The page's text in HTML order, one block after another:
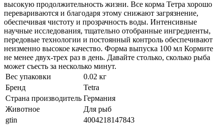
высокую продолжительность жизни. Все корма Тетра хорошо
перевариваются и благодаря этому снижают загрязнение,
обеспечивая чистоту и прозрачность воды. Интенсивные
научные исследования, тщательно отобранные ингредиенты,
передовые технологии и постоянный контроль обеспечивают
неизменно высокое качество. Форма выпуска 100 мл Кормите
не менее двух-трех раз в день. Давайте столько, сколько рыба
может съесть за несколько минут.
Вес упаковки
0.02 кг
Бренд
Tetra
Страна производитель Германия
Животное
Для рыб
gtin
4004218147843